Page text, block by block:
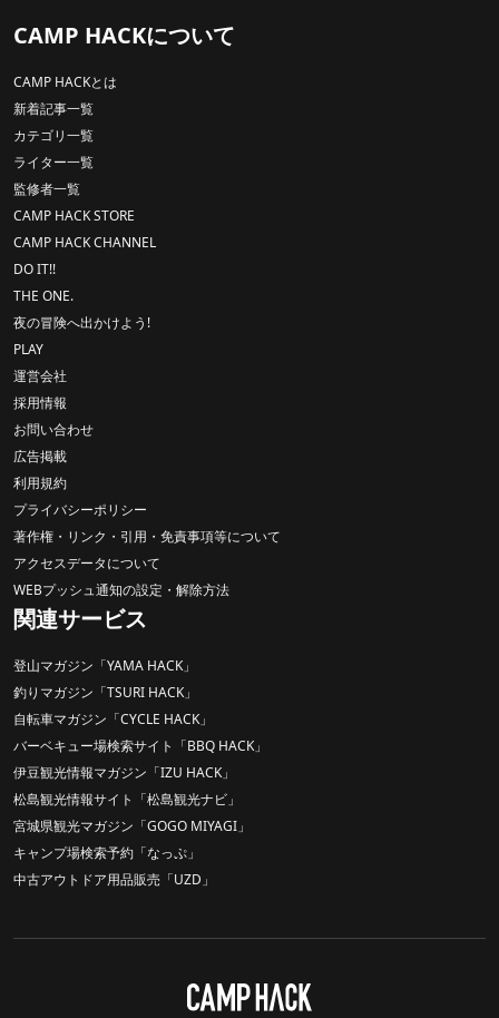
CAMP HACKについて
CAMP HACKとは
新着記事一覧
カテゴリ一覧
ライター一覧
監修者一覧
CAMP HACK STORE
CAMP HACK CHANNEL
DO IT!!
THE ONE.
夜の冒険へ出かけよう!
PLAY
運営会社
採用情報
お問い合わせ
広告掲載
利用規約
プライバシーポリシー
著作権・リンク・引用・免責事項等について
アクセスデータについて
WEBプッシュ通知の設定・解除方法
関連サービス
登山マガジン「YAMA HACK」
釣りマガジン「TSURI HACK」
自転車マガジン「CYCLE HACK」
バーベキュー場検索サイト「BBQ HACK」
伊豆観光情報マガジン「IZU HACK」
松島観光情報サイト「松島観光ナビ」
宮城県観光マガジン「GOGO MIYAGI」
キャンプ場検索予約「なっぷ」
中古アウトドア用品販売「UZD」